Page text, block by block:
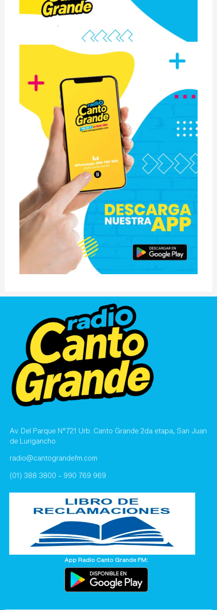
Av. Del Parque N°721 Urb. Canto Grande 2da etapa, San Juan
de Lurigancho
radio@cantograndefm.com
(01) 388 3800 – 990 769 969
App Radio Canto Grande FM: